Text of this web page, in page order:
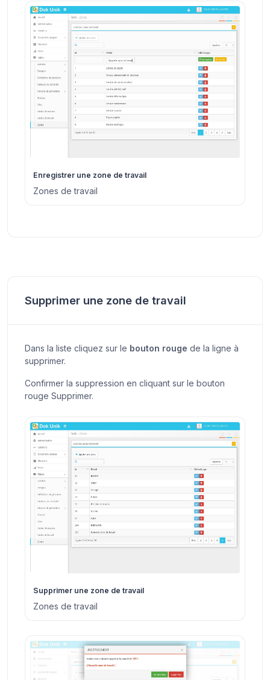
Enregistrer une zone de travail
Zones de travail
Supprimer une zone de travail
Dans la liste cliquez sur le bouton rouge de la ligne à
supprimer.
Confirmer la suppression en cliquant sur le bouton
rouge Supprimer.
Supprimer une zone de travail
Zones de travail